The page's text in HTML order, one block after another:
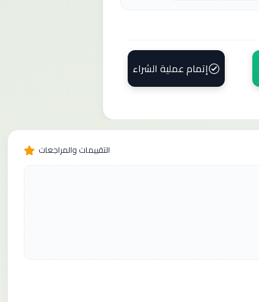
إتمام عملية الشراء
التقييمات والمراجعات